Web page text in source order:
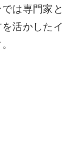
は専門家と
活かしたイ